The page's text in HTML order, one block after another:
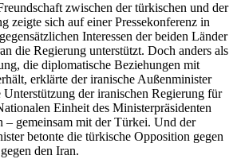
zwischen der türkischen und der
zeigte sich auf einer Pressekonferenz in
Interessen der beiden Länder
die Regierung unterstützt. Doch anders als
die diplomatische Beziehungen mit
erklärte der iranische Außenminister
der iranischen Regierung für
Einheit des Ministerpräsidenten
– gemeinsam mit der Türkei. Und der
betonte die türkische Opposition gegen
den Iran.